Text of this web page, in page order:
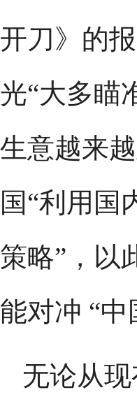
开刀》的
光“大多瞄
生意越来
国“利用国
策略”，以
能对冲 “
无论从